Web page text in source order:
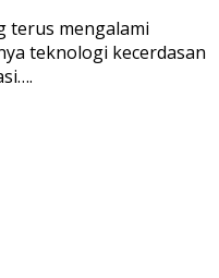
terus mengalami
teknologi kecerdasan